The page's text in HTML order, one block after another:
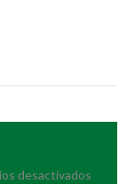
desactivados